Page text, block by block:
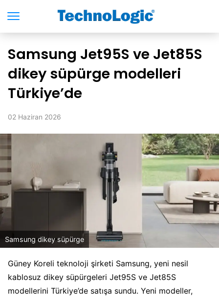
Samsung Jet95S ve Jet85S
dikey süpürge modelleri
Türkiye’de
02 Haziran 2026
Samsung dikey süpürge
Güney Koreli teknoloji şirketi Samsung, yeni nesil
kablosuz dikey süpürgeleri Jet95S ve Jet85S
modellerini Türkiye’de satışa sundu. Yeni modeller,